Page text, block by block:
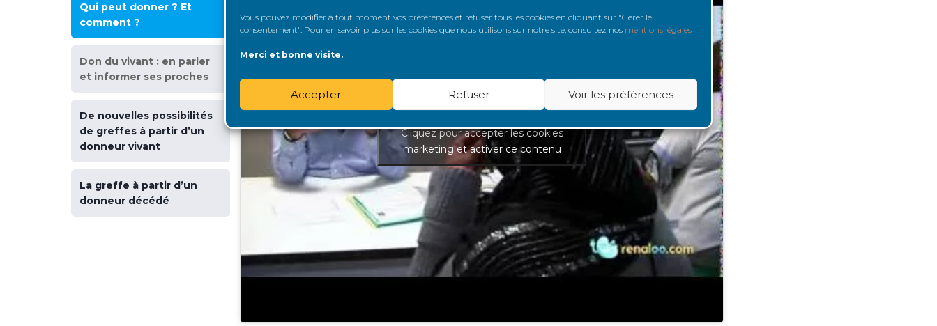
Vous pouvez modifier à tout moment vos préférences et refuser tous les cookies en cliquant sur "Gérer le
consentement". Pour en savoir plus sur les cookies que nous utilisons sur notre site, consultez nos mentions légales
Merci et bonne visite.
Accepter Refuser Voir les préférences
Qui peut donner ? Et
comment ?
Don du vivant : en parler
et informer ses proches
De nouvelles possibilités
de greffes à partir d’un
donneur vivant
La greffe à partir d’un
donneur décédé
Cliquez pour accepter les cookies
marketing et activer ce contenu